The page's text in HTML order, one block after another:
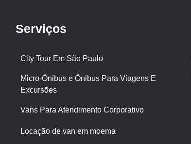
Serviços
City Tour Em São Paulo
Micro-Ônibus e Ônibus Para Viagens E
Excursões
Vans Para Atendimento Corporativo
Locação de van em moema